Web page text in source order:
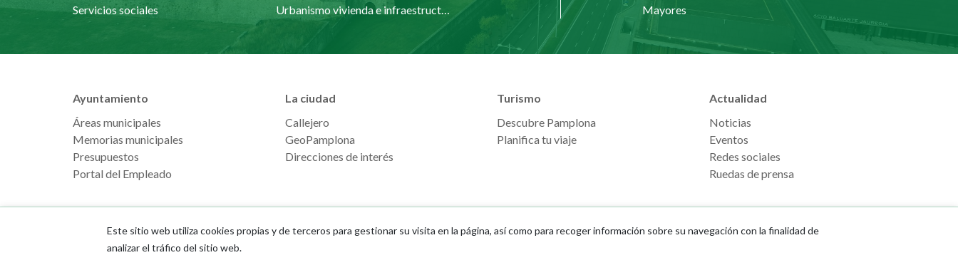
Servicios sociales
Mayores
Ayuntamiento
Áreas municipales
Memorias municipales
Presupuestos
Portal del Empleado
La ciudad
Callejero
GeoPamplona
Direcciones de interés
Turismo
Descubre Pamplona
Planifica tu viaje
Actualidad
Noticias
Eventos
Redes sociales
Ruedas de prensa
Este sitio web utiliza cookies propias y de terceros para gestionar su visita en la página, así como para recoger información sobre su navegación con la finalidad de
analizar el tráfico del sitio web.